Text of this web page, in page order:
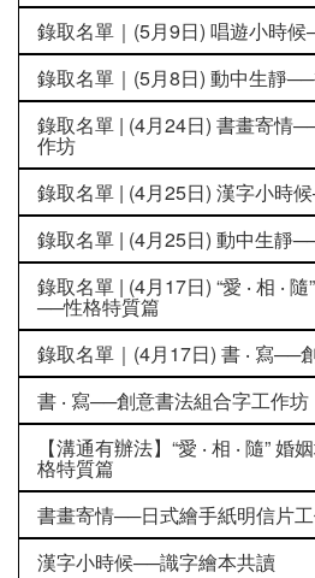
錄取名單｜(5月9日) 唱遊小時
錄取名單｜(5月8日) 動中生靜
錄取名單 | (4月24日) 書畫寄情
作坊
錄取名單 | (4月25日) 漢字小時
錄取名單 | (4月25日) 動中生靜
錄取名單 | (4月17日) “愛 ‧ 相 ‧
──性格特質篇
錄取名單｜(4月17日) 書 ‧ 寫──
書 ‧ 寫──創意書法組合字工作坊
【溝通有辦法】“愛 ‧ 相 ‧ 隨”
格特質篇
書畫寄情──日式繪手紙明信片
漢字小時候──識字繪本共讀